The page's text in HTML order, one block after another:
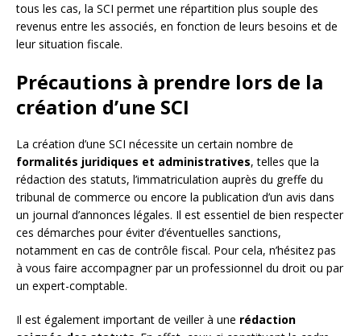
tous les cas, la SCI permet une répartition plus souple des
revenus entre les associés, en fonction de leurs besoins et de
leur situation fiscale.
Précautions à prendre lors de la
création d’une SCI
La création d’une SCI nécessite un certain nombre de
formalités juridiques et administratives, telles que la
rédaction des statuts, l’immatriculation auprès du greffe du
tribunal de commerce ou encore la publication d’un avis dans
un journal d’annonces légales. Il est essentiel de bien respecter
ces démarches pour éviter d’éventuelles sanctions,
notamment en cas de contrôle fiscal. Pour cela, n’hésitez pas
à vous faire accompagner par un professionnel du droit ou par
un expert-comptable.
Il est également important de veiller à une rédaction